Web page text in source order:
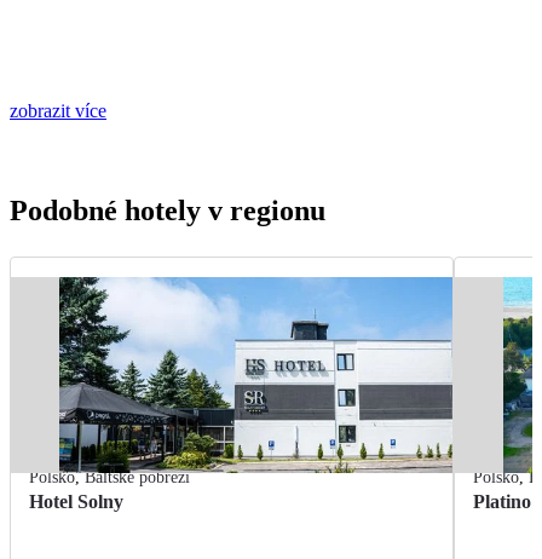
zobrazit více
Podobné hotely v regionu
Polsko,Baltské pobřeží
Hotel Solny
Polsko,
Platino